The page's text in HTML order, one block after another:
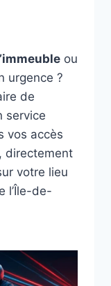
ou
urgence ?
de
service
vos accès
directement
votre lieu
l’Île-de-